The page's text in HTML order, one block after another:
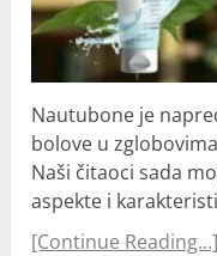
Nautubone je
bolove u
Naši čitaoci sada
aspekte i
[Continue Reading...]